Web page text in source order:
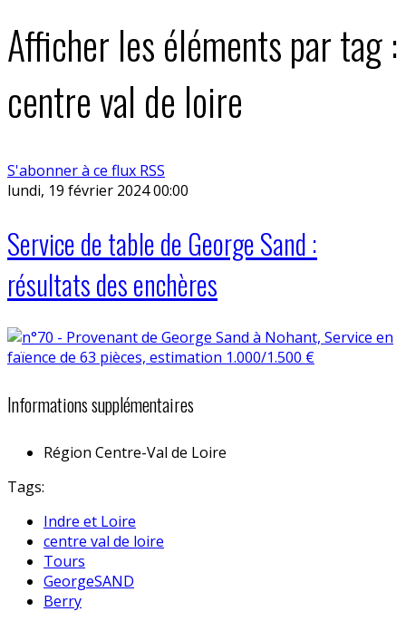
Afficher les éléments par tag :
centre val de loire
S'abonner à ce flux RSS
lundi, 19 février 2024 00:00
Service de table de George Sand :
résultats des enchères
Informations supplémentaires
Région Centre-Val de Loire
Tags:
Indre et Loire
centre val de loire
Tours
GeorgeSAND
Berry